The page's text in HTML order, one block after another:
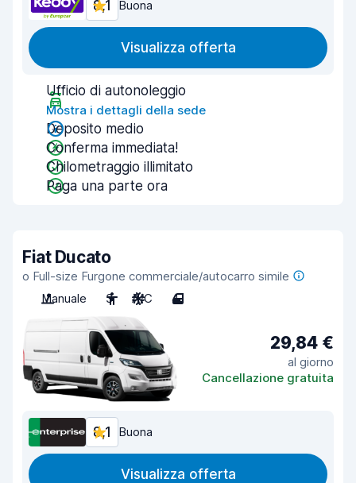
8,1 Buona
Visualizza offerta
Ufficio di autonoleggio
Mostra i dettagli della sede
Deposito medio
Conferma immediata!
Chilometraggio illimitato
Paga una parte ora
Fiat Ducato
o Full-size Furgone commerciale/autocarro simile
Manuale
3 A/C 4
29,84 €
al giorno
Cancellazione gratuita
8,1 Buona
Visualizza offerta